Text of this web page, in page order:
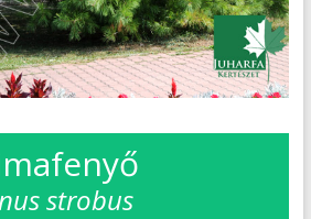
strobus